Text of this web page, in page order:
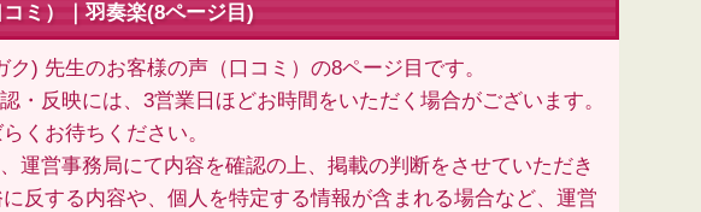
ミ）｜羽奏楽(8ページ目)
ク) 先生のお客様の声（口コミ）の8ページ目です。
・反映には、3営業日ほどお時間をいただく場合がございます。
くお待ちください。
運営事務局にて内容を確認の上、掲載の判断をさせていただき
反する内容や、個人を特定する情報が含まれる場合など、運営